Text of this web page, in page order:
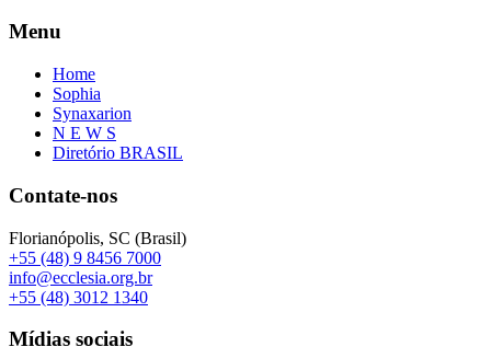
Menu
Home
Sophia
Synaxarion
N E W S
Diretório BRASIL
Contate-nos
Florianópolis, SC (Brasil)
+55 (48) 9 8456 7000
info@ecclesia.org.br
+55 (48) 3012 1340
Mídias sociais